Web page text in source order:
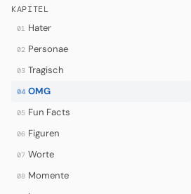
KAPITEL
01 Hater
02 Personae
03 Tragisch
04 OMG
05 Fun Facts
06 Figuren
07 Worte
08 Momente